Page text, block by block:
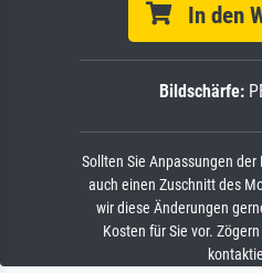
In den
Bildschärfe:
Sollten Sie Anpassungen
auch einen Zuschnitt des
wir diese Änderungen
Kosten für Sie vor.